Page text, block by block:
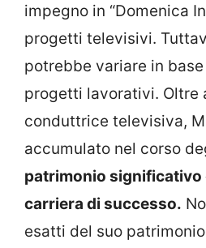
impegno in “Domenica
progetti televisivi.
potrebbe variare in
progetti lavorativi. Oltre
conduttrice televisiva,
accumulato nel corso
patrimonio significativo
carriera di successo.
esatti del suo